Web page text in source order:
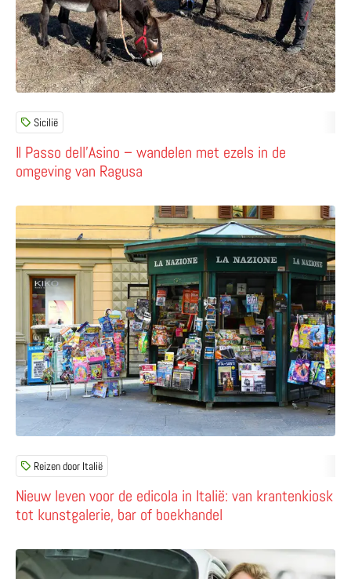
Il Passo dell’Asino – wandelen met ezels in de
omgeving van Ragusa
Sicilië
Nieuw leven voor de edicola in Italië: van krantenkiosk
tot kunstgalerie, bar of boekhandel
Reizen door Italië
Lees meer over Nieuw leven voor de edicola in Italië:
Lees meer over Leer Italiaans met een online cursus van